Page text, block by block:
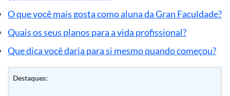
O que você mais gosta como aluna da Gran Faculdade?
Quais os seus planos para a vida profissional?
Que dica você daria para si mesmo quando começou?
Destaques: